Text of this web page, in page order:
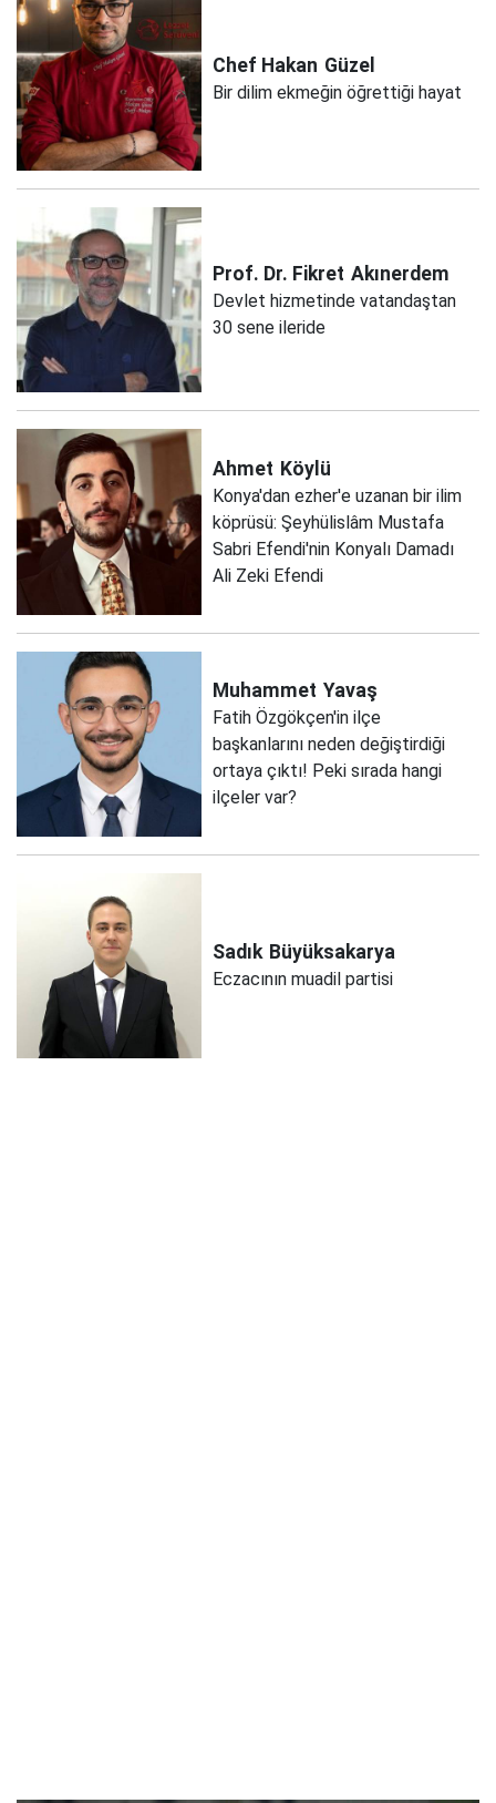
Chef Hakan Güzel
Bir dilim ekmeğin öğrettiği hayat
Prof. Dr. Fikret Akınerdem
Devlet hizmetinde vatandaştan
30 sene ileride
Ahmet Köylü
Konya'dan ezher'e uzanan bir ilim
köprüsü: Şeyhülislâm Mustafa
Sabri Efendi'nin Konyalı Damadı
Ali Zeki Efendi
Muhammet Yavaş
Fatih Özgökçen'in ilçe
başkanlarını neden değiştirdiği
ortaya çıktı! Peki sırada hangi
ilçeler var?
Sadık Büyüksakarya
Eczacının muadil partisi